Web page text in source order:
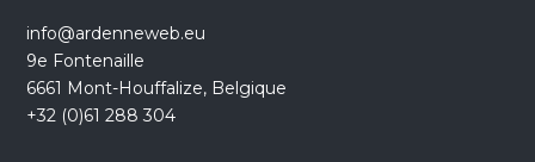
info@ardenneweb.eu
9e Fontenaille
6661 Mont-Houffalize, Belgique
+32 (0)61 288 304